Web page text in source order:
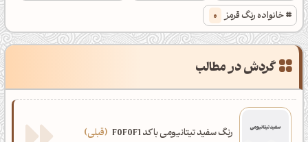
خانواده رنگ قرمز 0
گردش در مطالب
رنگ سفید تیتانیومی با کد F0F0F1 قبلی